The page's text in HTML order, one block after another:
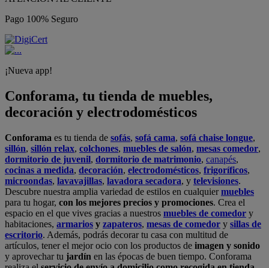
Pago 100% Seguro
¡Nueva app!
Conforama, tu tienda de muebles,
decoración y electrodomésticos
Conforama es tu tienda de sofás, sofá cama, sofá chaise longue,
sillón, sillón relax, colchones, muebles de salón, mesas comedor,
dormitorio de juvenil, dormitorio de matrimonio, canapés,
cocinas a medida, decoración, electrodomésticos, frigoríficos,
microondas, lavavajillas, lavadora secadora, y televisiones.
Descubre nuestra amplia variedad de estilos en cualquiermuebles
para tu hogar, con los mejores precios y promociones. Crea el
espacio en el que vives gracias a nuestros muebles de comedor y
habitaciones, armarios y zapateros, mesas de comedor y sillas de
escritorio. Además, podrás decorar tu casa con multitud de
artículos, tener el mejor ocio con los productos de imagen y sonido
y aprovechar tu jardín en las épocas de buen tiempo. Conforama